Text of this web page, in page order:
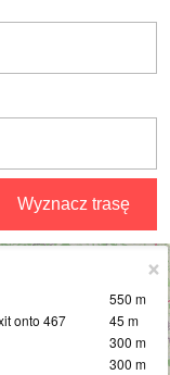
Wyznacz trasę
550 m
onto 467
45 m
300 m
300 m